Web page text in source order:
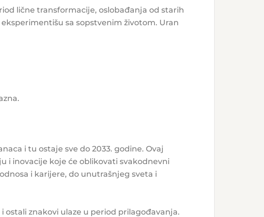
lične transformacije, oslobađanja od starih
sa sopstvenim životom. Uran
i tu ostaje sve do 2033. godine. Ovaj
i inovacije koje će oblikovati svakodnevni
i karijere, do unutrašnjeg sveta i
ostali znakovi ulaze u period prilagođavanja.